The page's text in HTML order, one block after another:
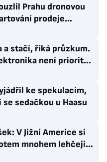
Prahu dronovou
prodeje
a stačí, říká průzkum.
není prioritou
ke spekulacím,
sedačkou u Haasu
V Jižní Americe si
mnohem lehčeji,